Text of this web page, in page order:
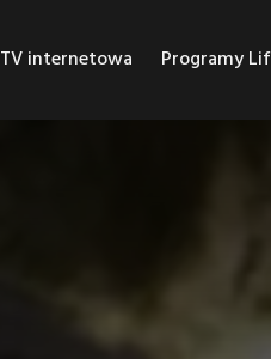
TV internetowa Programy